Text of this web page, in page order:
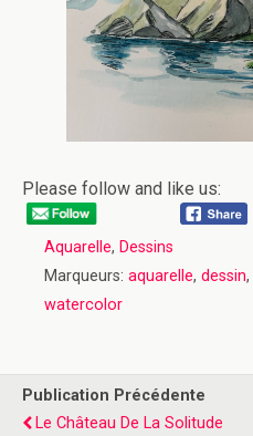
Please follow and like us:
Aquarelle, Dessins
Marqueurs: aquarelle, dessin,
watercolor
Publication Précédente
Le Château De La Solitude